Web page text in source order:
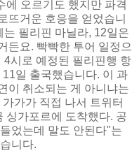
에 오르기도 했지만 파격
뜨거운 호응을 얻었습니
필리핀 마닐라, 12일은
든요. 빡빡한 투어 일정으
4시로 예정된 필리핀행 항
일 출국했습니다. 이 과
이 취소되는 게 아니냐는
가가 직접 나서 트위터
싱가포르에 도착했다. 공
었는데 말도 안된다"는
니다.